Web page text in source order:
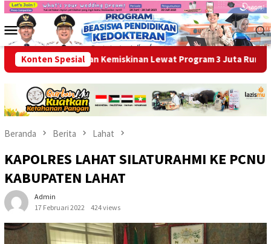
Loncat
kontenMenu
Mobile
Konten Spesial
Entaskan Kemiskinan Lewat Program 3 Juta Rumah
Beranda Berita Lahat
KAPOLRES LAHAT SILATURAHMI KE PCNU
KABUPATEN LAHAT
Admin
17 Februari 2022
424 views